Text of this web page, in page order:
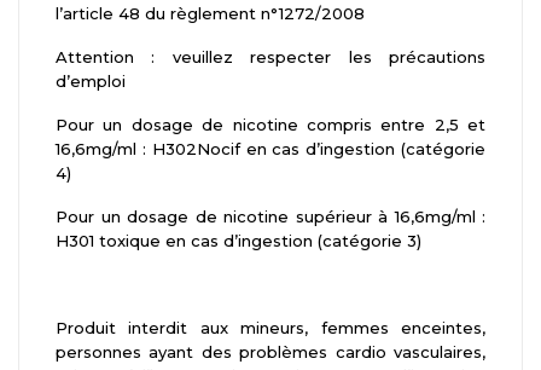
l’article 48 du règlement n°1272/2008
Attention : veuillez respecter les précautions
d’emploi
Pour un dosage de nicotine compris entre 2,5 et
16,6mg/ml : H302Nocif en cas d’ingestion (catégorie
4)
Pour un dosage de nicotine supérieur à 16,6mg/ml :
H301 toxique en cas d’ingestion (catégorie 3)
Produit interdit aux mineurs, femmes enceintes,
personnes ayant des problèmes cardio vasculaires,